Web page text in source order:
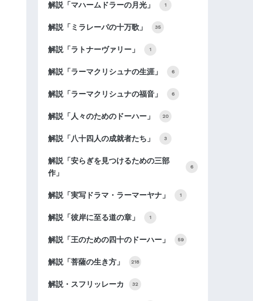
解説「マハームドラーの月光」 1
解説「ミラレーパの十万歌」 35
解説「ラトナーヴァリー」 1
解説「ラーマクリシュナの生涯」 6
解説「ラーマクリシュナの福音」 6
解説「人々のためのドーハー」 20
解説「八十四人の成就者たち」 3
解説「安らぎを見つけるための三部
作」
6
解説「実写ドラマ・ラーマーヤナ」 1
解説「彼岸に至る道の章」 1
解説「王のための四十のドーハー」 59
解説「菩薩の生き方」 218
解説・スフリッレーカ 32